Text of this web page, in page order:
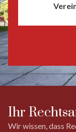
Ihr
Wir wissen, dass